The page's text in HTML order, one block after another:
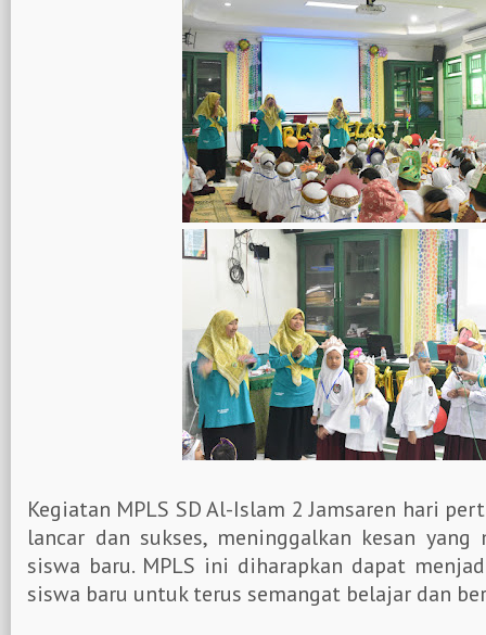
Kegiatan MPLS SD Al-Islam 2 Jamsaren hari
lancar dan sukses, meninggalkan kesan yang
siswa baru. MPLS ini diharapkan dapat
siswa baru untuk terus semangat belajar dan